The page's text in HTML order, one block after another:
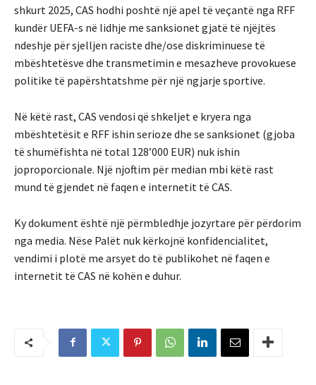
shkurt 2025, CAS hodhi poshtë një apel të veçantë nga RFF
kundër UEFA-s në lidhje me sanksionet gjatë të njëjtës
ndeshje për sjelljen raciste dhe/ose diskriminuese të
mbështetësve dhe transmetimin e mesazheve provokuese
politike të papërshtatshme për një ngjarje sportive.
Në këtë rast, CAS vendosi që shkeljet e kryera nga
mbështetësit e RFF ishin serioze dhe se sanksionet (gjoba
të shumëfishta në total 128’000 EUR) nuk ishin
joproporcionale. Një njoftim për median mbi këtë rast
mund të gjendet në faqen e internetit të CAS.
Ky dokument është një përmbledhje jozyrtare për përdorim
nga media. Nëse Palët nuk kërkojnë konfidencialitet,
vendimi i plotë me arsyet do të publikohet në faqen e
internetit të CAS në kohën e duhur.